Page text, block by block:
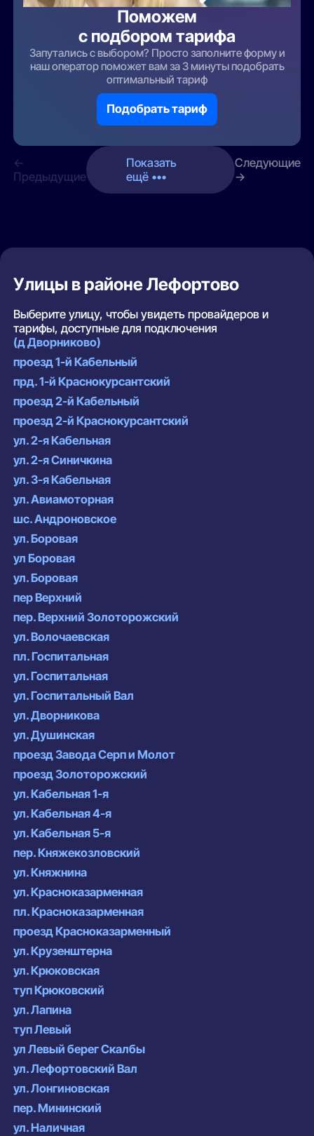
Поможем
с подбором тарифа
Запутались с выбором? Просто заполните форму и
наш оператор поможет вам за 3 минуты подобрать
оптимальный тариф
Подобрать тариф
←
Предыдущие
Показать
ещё •••
Следующие
→
Улицы в районе Лефортово
Выберите улицу, чтобы увидеть провайдеров и
тарифы, доступные для подключения
(д Дворниково)
проезд 1-й Кабельный
прд. 1-й Краснокурсантский
проезд 2-й Кабельный
проезд 2-й Краснокурсантский
ул. 2-я Кабельная
ул. 2-я Синичкина
ул. 3-я Кабельная
ул. Авиамоторная
шс. Андроновское
ул. Боровая
ул Боровая
ул. Боровая
пер Верхний
пер. Верхний Золоторожский
ул. Волочаевская
пл. Госпитальная
ул. Госпитальная
ул. Госпитальный Вал
ул. Дворникова
ул. Душинская
проезд Завода Серп и Молот
проезд Золоторожский
ул. Кабельная 1-я
ул. Кабельная 4-я
ул. Кабельная 5-я
пер. Княжекозловский
ул. Княжнина
ул. Красноказарменная
пл. Красноказарменная
проезд Красноказарменный
ул. Крузенштерна
ул. Крюковская
туп Крюковский
ул. Лапина
туп Левый
ул Левый берег Скалбы
ул. Лефортовский Вал
ул. Лонгиновская
пер. Мининский
ул. Наличная